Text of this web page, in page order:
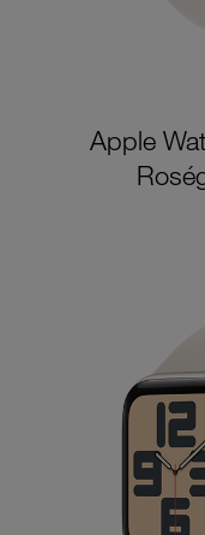
Apple